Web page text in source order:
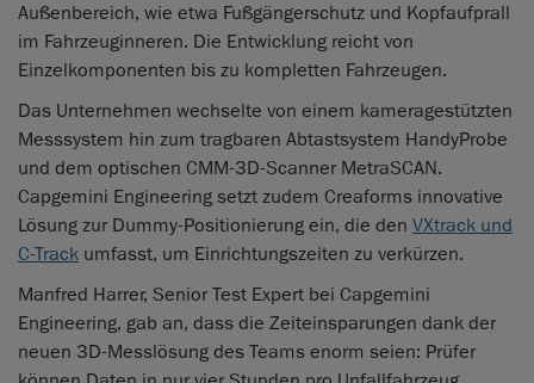
Außenbereich, wie etwa Fußgängerschutz und Kopfaufprall
im Fahrzeuginneren. Die Entwicklung reicht von
Einzelkomponenten bis zu kompletten Fahrzeugen.
Das Unternehmen wechselte von einem kameragestützten
Messsystem hin zum tragbaren Abtastsystem HandyProbe
und dem optischen CMM-3D-Scanner MetraSCAN.
Capgemini Engineering setzt zudem Creaforms innovative
Lösung zur Dummy-Positionierung ein, die den VXtrack und
C-Track umfasst, um Einrichtungszeiten zu verkürzen.
Manfred Harrer, Senior Test Expert bei Capgemini
Engineering, gab an, dass die Zeiteinsparungen dank der
neuen 3D-Messlösung des Teams enorm seien: Prüfer